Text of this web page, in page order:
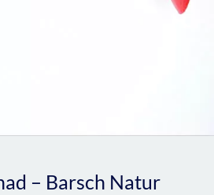
– Barsch Natur